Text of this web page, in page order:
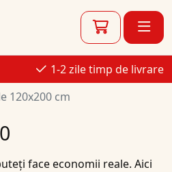
1-2 zile timp de livrare
120x200 cm
face economii reale. Aici